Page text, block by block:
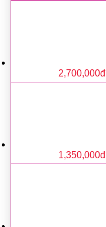
2,700,000đ
1,350,000đ